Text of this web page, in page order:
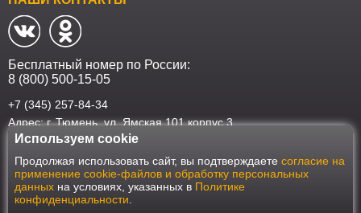
Бесплатный номер по России:
8 (800) 500-15-05
+7 (345) 257-84-34
Адрес: г. Тюмень, ул. Ямская 101 корпус 3
Наш интернет-магазин работает в соответствии с требованиями
Федерального закона от 27 июля 2006 года №152-ФЗ "О персональных
данных". Оформить заказ на сайте Мебеласка возможно только при
наличии согласия на обработку Ваших персональных данных. Для
улучшения работы сайта и его взаимодействия с пользователями мы
Используем cookie
Продолжая использовать сайт, вы подтверждаете согласие на
применение cookie-файлов и обработку персональных
данных на условиях, указанных в Политике
конфиденциальности